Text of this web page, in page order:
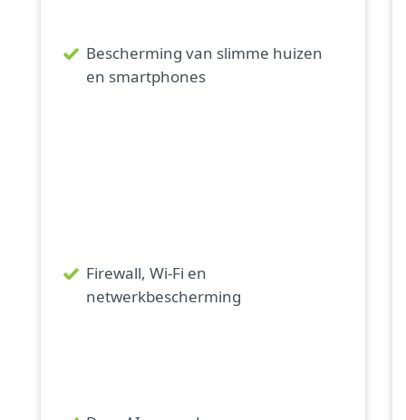
Bescherming van slimme huizen
en smartphones
Firewall, Wi-Fi en
netwerkbescherming